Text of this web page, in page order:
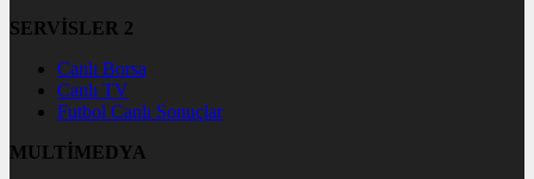
SERVİSLER 2
Canlı Borsa
Canlı TV
Futbol Canlı Sonuçlar
MULTİMEDYA